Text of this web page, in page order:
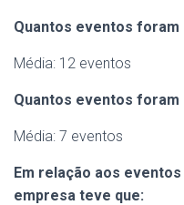
Quantos eventos foram
Média: 12 eventos
Quantos eventos foram
Média: 7 eventos
Em relação aos
empresa teve que: